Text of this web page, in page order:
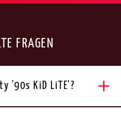
FRAGEN
'90s KiD LiTE'?